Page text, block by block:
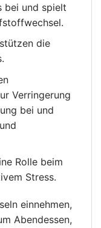
bei und spielt
die
Verringerung
bei und
Rolle beim
Stress.
einnehmen,
Abendessen,